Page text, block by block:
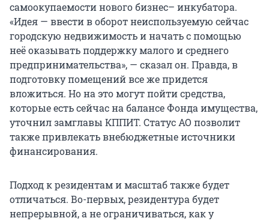
самоокупаемости нового бизнес– инкубатора.
«Идея — ввести в оборот неиспользуемую сейчас
городскую недвижимость и начать с помощью
неё оказывать поддержку малого и среднего
предпринимательства», — сказал он. Правда, в
подготовку помещений все же придется
вложиться. Но на это могут пойти средства,
которые есть сейчас на балансе Фонда имущества,
уточнил замглавы КППИТ. Статус АО позволит
также привлекать внебюджетные источники
финансирования.
Подход к резидентам и масштаб также будет
отличаться. Во-первых, резидентура будет
непрерывной, а не ограничиваться, как у